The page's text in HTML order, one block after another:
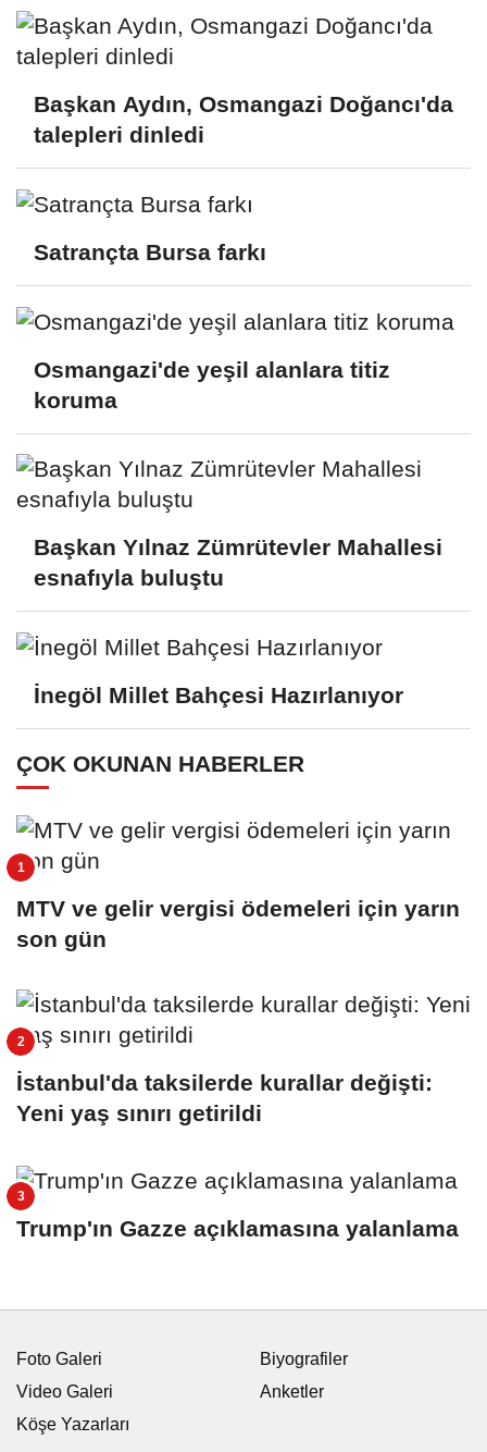
Başkan Aydın, Osmangazi Doğancı'da
talepleri dinledi
Satrançta Bursa farkı
Osmangazi'de yeşil alanlara titiz
koruma
Başkan Yılnaz Zümrütevler Mahallesi
esnafıyla buluştu
İnegöl Millet Bahçesi Hazırlanıyor
ÇOK OKUNAN HABERLER
MTV ve gelir vergisi ödemeleri için yarın
son gün
İstanbul'da taksilerde kurallar değişti:
Yeni yaş sınırı getirildi
Trump'ın Gazze açıklamasına yalanlama
Foto Galeri
Video Galeri
Köşe Yazarları
Biyografiler
Anketler